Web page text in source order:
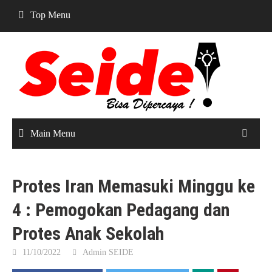
content
Top Menu
Main Menu
Protes Iran Memasuki Minggu ke
4 : Pemogokan Pedagang dan
Protes Anak Sekolah
11/10/2022 Admin SEIDE